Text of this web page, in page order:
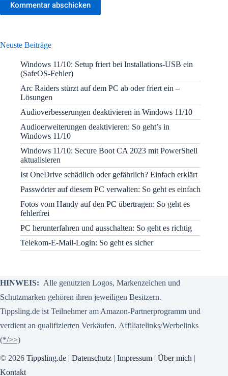
Kommentar abschicken
Neuste Beiträge
Windows 11/10: Setup friert bei Installations-USB ein
(SafeOS-Fehler)
Arc Raiders stürzt auf dem PC ab oder friert ein –
Lösungen
Audioverbesserungen deaktivieren in Windows 11/10
Audioerweiterungen deaktivieren: So geht’s in
Windows 11/10
Windows 11/10: Secure Boot CA 2023 mit PowerShell
aktualisieren
Ist OneDrive schädlich oder gefährlich? Einfach erklärt
Passwörter auf diesem PC verwalten: So geht es einfach
Fotos vom Handy auf den PC übertragen: So geht es
fehlerfrei
PC herunterfahren und ausschalten: So geht es richtig
Telekom-E-Mail-Login: So geht es sicher
HINWEIS: Alle genutzten Logos, Markenzeichen und
Schutzmarken gehören ihren jeweiligen Besitzern.
Tippsling.de ist Teilnehmer am Amazon-Partnerprogramm und
verdient an qualifizierten Verkäufen. Affiliatelinks/Werbelinks
(*/>>)
© 2026 Tippsling.de | Datenschutz | Impressum | Über mich |
Kontakt